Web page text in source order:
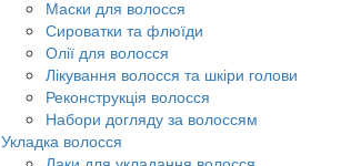
Маски для волосся
Сироватки та флюїди
Олії для волосся
Лікування волосся та шкіри голови
Реконструкція волосся
Набори догляду за волоссям
Укладка волосся